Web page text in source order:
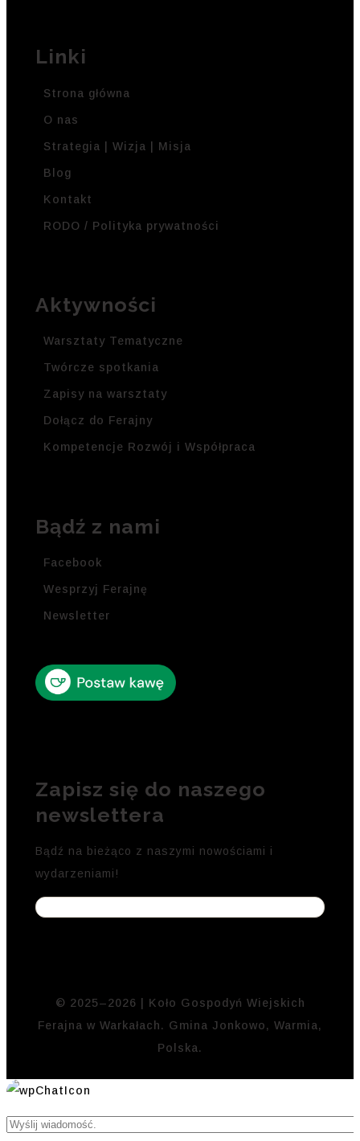
Linki
Strona główna
O nas
Strategia | Wizja | Misja
Blog
Kontakt
RODO / Polityka prywatności
Aktywności
Warsztaty Tematyczne
Twórcze spotkania
Zapisy na warsztaty
Dołącz do Ferajny
Kompetencje Rozwój i Współpraca
Bądź z nami
Facebook
Wesprzyj Ferajnę
Newsletter
Zapisz się do naszego
newslettera
Bądź na bieżąco z naszymi nowościami i
wydarzeniami!
© 2025–2026 | Koło Gospodyń Wiejskich
Ferajna w Warkałach. Gmina Jonkowo, Warmia,
Polska.